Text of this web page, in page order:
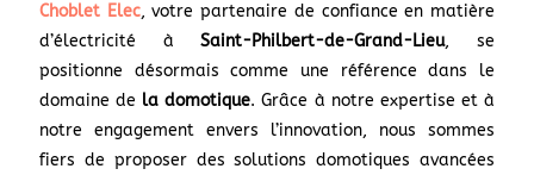
Choblet Elec, votre partenaire de confiance en matière
d’électricité àSaint-Philbert-de-Grand-Lieu, se
positionne désormais comme une référence dans le
domaine de la domotique. Grâce à notre expertise et à
notre engagement envers l’innovation, nous sommes
fiers de proposer des solutions domotiques avancées